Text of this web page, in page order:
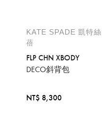
，請瀏覽購物流程說
KATE SPADE 凱特絲
蓓
FLP CHN XBODY
DECO斜背包
NT$ 8,300